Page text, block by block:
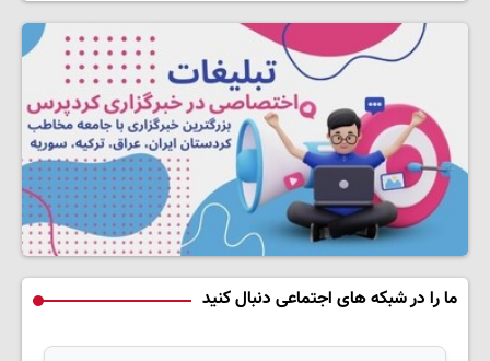
ما را در شبکه های اجتماعی دنبال کنید